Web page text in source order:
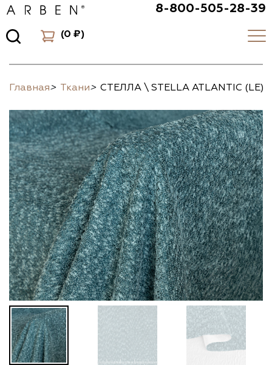
8-800-505-28-39
(0 ₽)
Главная> Ткани> СТЕЛЛА \ STELLA ATLANTIC (LE)